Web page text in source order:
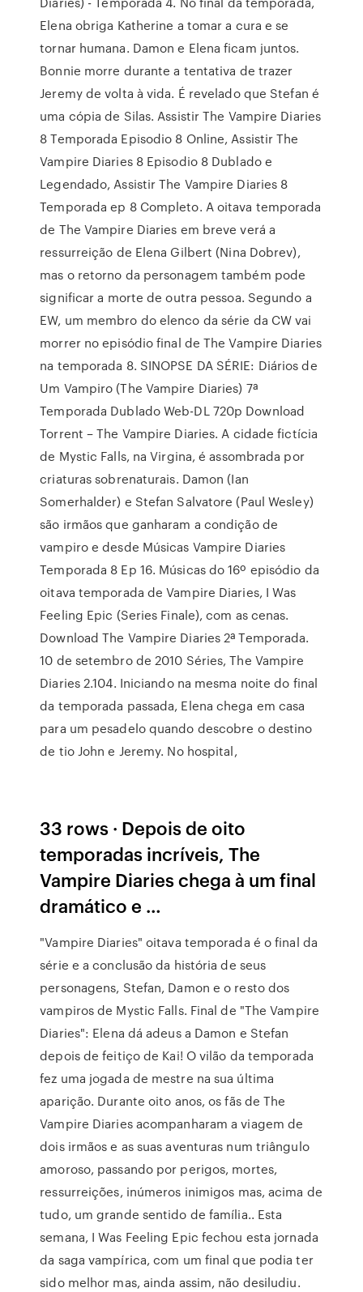
Elena obriga Katherine a tomar a cura e se
tornar humana. Damon e Elena ficam juntos.
Bonnie morre durante a tentativa de trazer
Jeremy de volta à vida. É revelado que Stefan é
uma cópia de Silas. Assistir The Vampire Diaries
8 Temporada Episodio 8 Online, Assistir The
Vampire Diaries 8 Episodio 8 Dublado e
Legendado, Assistir The Vampire Diaries 8
Temporada ep 8 Completo. A oitava temporada
de The Vampire Diaries em breve verá a
ressurreição de Elena Gilbert (Nina Dobrev),
mas o retorno da personagem também pode
significar a morte de outra pessoa. Segundo a
EW, um membro do elenco da série da CW vai
morrer no episódio final de The Vampire Diaries
na temporada 8. SINOPSE DA SÉRIE: Diários de
Um Vampiro (The Vampire Diaries) 7ª
Temporada Dublado Web-DL 720p Download
Torrent – The Vampire Diaries. A cidade fictícia
de Mystic Falls, na Virgina, é assombrada por
criaturas sobrenaturais. Damon (Ian
Somerhalder) e Stefan Salvatore (Paul Wesley)
são irmãos que ganharam a condição de
vampiro e desde Músicas Vampire Diaries
Temporada 8 Ep 16. Músicas do 16º episódio da
oitava temporada de Vampire Diaries, I Was
Feeling Epic (Series Finale), com as cenas.
Download The Vampire Diaries 2ª Temporada.
10 de setembro de 2010 Séries, The Vampire
Diaries 2.104. Iniciando na mesma noite do final
da temporada passada, Elena chega em casa
para um pesadelo quando descobre o destino
de tio John e Jeremy. No hospital,
33 rows · Depois de oito
temporadas incríveis, The
Vampire Diaries chega à um final
dramático e …
"Vampire Diaries" oitava temporada é o final da
série e a conclusão da história de seus
personagens, Stefan, Damon e o resto dos
vampiros de Mystic Falls. Final de "The Vampire
Diaries": Elena dá adeus a Damon e Stefan
depois de feitiço de Kai! O vilão da temporada
fez uma jogada de mestre na sua última
aparição. Durante oito anos, os fãs de The
Vampire Diaries acompanharam a viagem de
dois irmãos e as suas aventuras num triângulo
amoroso, passando por perigos, mortes,
ressurreições, inúmeros inimigos mas, acima de
tudo, um grande sentido de família.. Esta
semana, I Was Feeling Epic fechou esta jornada
da saga vampírica, com um final que podia ter
sido melhor mas, ainda assim, não desiludiu.